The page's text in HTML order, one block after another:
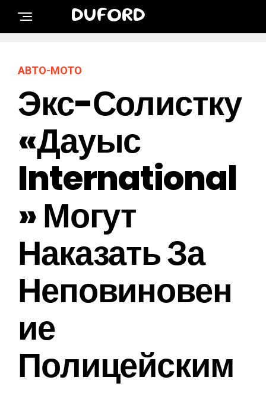
DUFORD
АВТО-МОТО
Экс-Солистку
«Дауыс
International
» Могут
Наказать За
Неповиновен
Ие
Полицейским